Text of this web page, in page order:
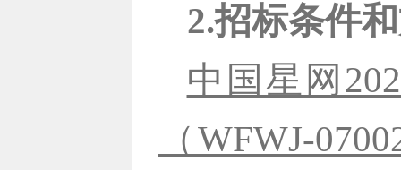
2.招标条件
中国星网
（WFWJ-